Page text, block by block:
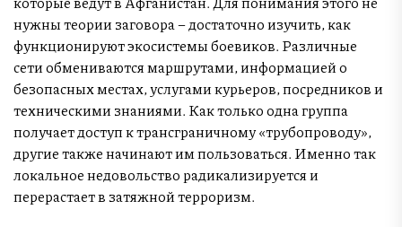
нужны теории заговора – достаточно изучить, как
функционируют экосистемы боевиков. Различные
сети обмениваются маршрутами, информацией о
безопасных местах, услугами курьеров, посредников и
техническими знаниями. Как только одна группа
получает доступ к трансграничному «трубопроводу»,
другие также начинают им пользоваться. Именно так
локальное недовольство радикализируется и
перерастает в затяжной терроризм.